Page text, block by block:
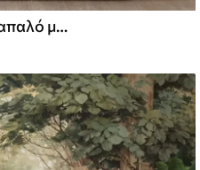
Κλαδιά με λευκά άνθη σε απαλό μπεζ φόντο